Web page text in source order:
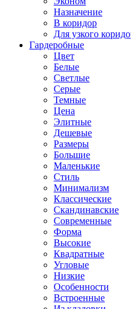
Назначение
В коридор
Для узкого
Гардеробные
Цвет
Белые
Светлые
Серые
Темные
Цена
Элитные
Дешевые
Размеры
Большие
Маленькие
Стиль
Минимализм
Классические
Скандинавские
Современные
Форма
Высокие
Квадратные
Угловые
Низкие
Особенности
Встроенные